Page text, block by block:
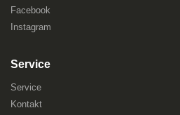
Facebook
Instagram
Service
Service
Kontakt